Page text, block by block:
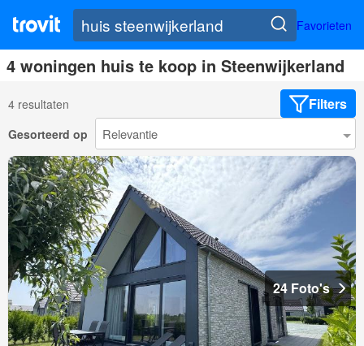
Favorieten
4 woningen huis te koop in Steenwijkerland
4 resultaten Filters
Gesorteerd op
24 Foto's